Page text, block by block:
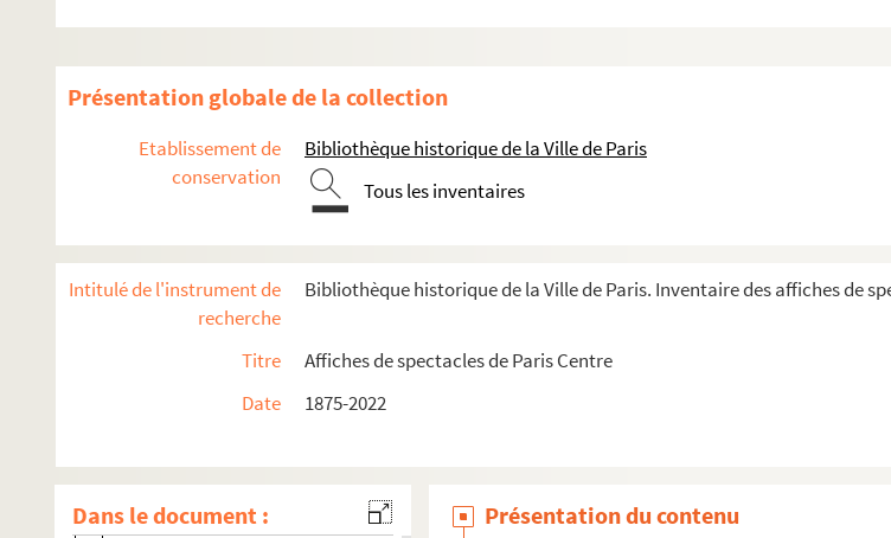
Présentation globale de la collection
Etablissement de
conservation
Bibliothèque historique de la Ville de Paris
Tous les inventaires
Intitulé de l'instrument de
recherche
Bibliothèque historique de la Ville de Paris. Inventaire des affiches de
Titre
Affiches de spectacles de Paris Centre
Date
1875-2022
Dans le document :
1er arrondissement
2e arrondissement
Au rêve
Biothéâtre
Café-théâtre Le resto show
Gaumont-Théâtre
Grand Hall Montorgueil
Opéra-Comique
Le Sentier des Halles
Théâtre de l'ABC
Présentation du contenu